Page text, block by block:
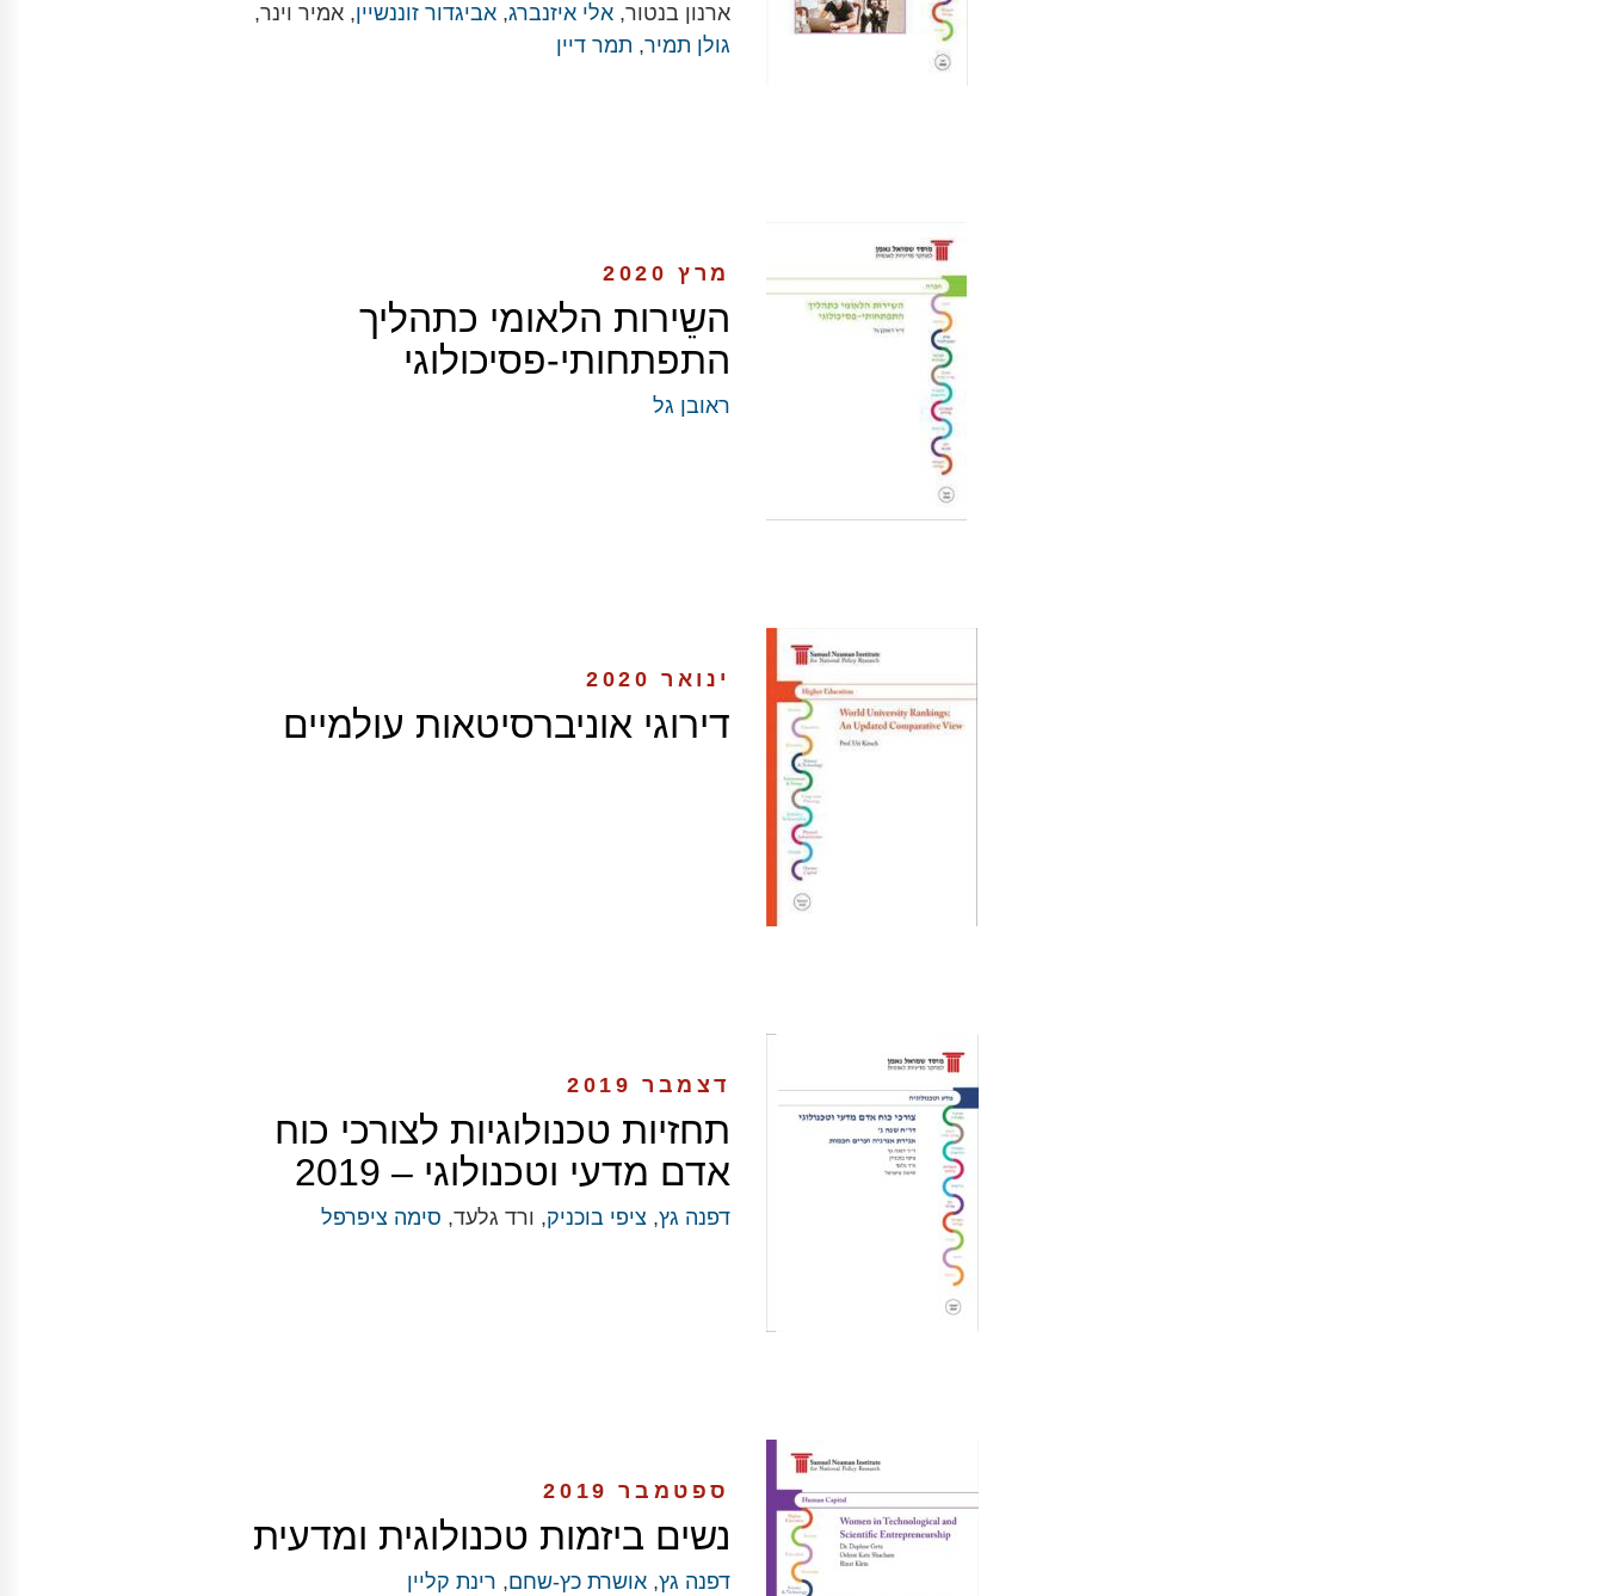
ארנון בנטור, אלי איזנברג, אביגדור זוננשיין, אמיר וינר,
גולן תמיר, תמר דיין
מרץ 2020
השֵירות הלאומי כתהליך
התפתחותי-פסיכולוגי
ראובן גל
ינואר 2020
דירוגי אוניברסיטאות עולמיים
דצמבר 2019
תחזיות טכנולוגיות לצורכי כוח
אדם מדעי וטכנולוגי – 2019
דפנה גץ, ציפי בוכניק, ורד גלעד, סימה ציפרפל
ספטמבר 2019
נשים ביזמות טכנולוגית ומדעית
דפנה גץ, אושרת כץ-שחם, רינת קליין